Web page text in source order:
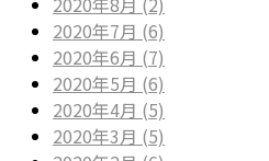
2020年7月 (6)
2020年6月 (7)
2020年5月 (6)
2020年4月 (5)
2020年3月 (5)